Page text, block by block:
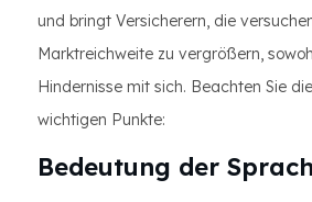
und bringt Versicherern, die
Marktreichweite zu vergrößern,
Hindernisse mit sich. Beachten Sie
wichtigen Punkte:
Bedeutung der